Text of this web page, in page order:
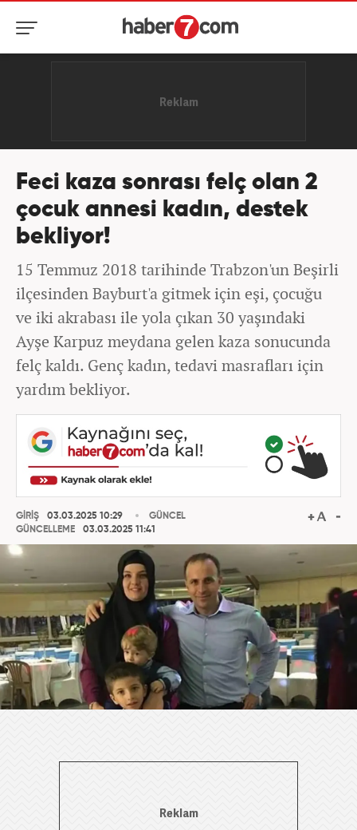
Feci kaza sonrası felç olan 2
çocuk annesi kadın, destek
bekliyor!
15 Temmuz 2018 tarihinde Trabzon'un Beşirli
ilçesinden Bayburt'a gitmek için eşi, çocuğu
ve iki akrabası ile yola çıkan 30 yaşındaki
Ayşe Karpuz meydana gelen kaza sonucunda
felç kaldı. Genç kadın, tedavi masrafları için
yardım bekliyor.
GİRİŞ
03.03.2025 10:29
GÜNCELLEME
03.03.2025 11:41
GÜNCEL